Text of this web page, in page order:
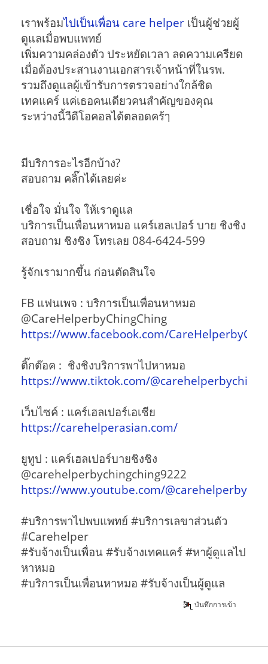
เราพร้อมไปเป็นเพื่อน care helper เป็นผู้ช่วยผู้
ดูแลเมื่อพบแพทย์
เพิ่มความคล่องตัว ประหยัดเวลา ลดความเครียด
เมื่อต้องประสานงานเอกสารเจ้าหน้าที่ในรพ.
รวมถึงดูแลผู้เข้ารับการตรวจอย่างใกล้ชิด
เทคแคร์ แค่เธอคนเดียวคนสำคัญของคุณ
ระหว่างนี้วีดีโอคอลได้ตลอดคร้ๅ
มีบริการอะไรอีกบ้าง?
สอบถาม คลิ๊กได้เลยค่ะ
เชื่อใจ มั่นใจ ให้เราดูแล
บริการเป็นเพื่อนหาหมอ แคร์เฮลเปอร์ บาย ชิงชิง
สอบถาม ชิงชิง โทรเลย 084-6424-599
รู้จักเรามากขึ้น ก่อนตัดสินใจ
FB แฟนเพจ : บริการเป็นเพื่อนหาหมอ
@CareHelperbyChingChing
https://www.facebook.com/
ติ๊กต๊อค : ชิงชิงบริการพาไปหาหมอ
https://www.tiktok.com/
เว็บไซค์ : แคร์เฮลเปอร์เอเชีย
https://carehelperasian.com/
ยูทูป : แคร์เฮลเปอร์บายชิงชิง
@carehelperbychingching9222
https://www.youtube.com/
#บริการพาไปพบแพทย์ #บริการเลขาส่วนตัว
#Carehelper
#รับจ้างเป็นเพื่อน #รับจ้างเทคแคร์ #หาผู้ดูแลไป
หาหมอ
#บริการเป็นเพื่อนหาหมอ #รับจ้างเป็นผู้ดูแล
บันทึกการเข้า